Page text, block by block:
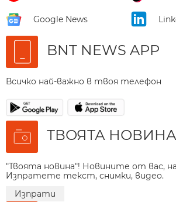
Google News
BNT NEWS APP
Всичко най-важно в твоя телефон
ТВОЯТА НОВИНА
"Твоята новина"! Новините от вас,
Изпратете текст, снимки, видео.
Изпрати